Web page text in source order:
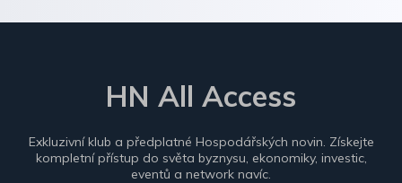
HN All Access
Exkluzivní klub a předplatné Hospodářských novin. Získejte
kompletní přístup do světa byznysu, ekonomiky, investic,
eventů a network navíc.